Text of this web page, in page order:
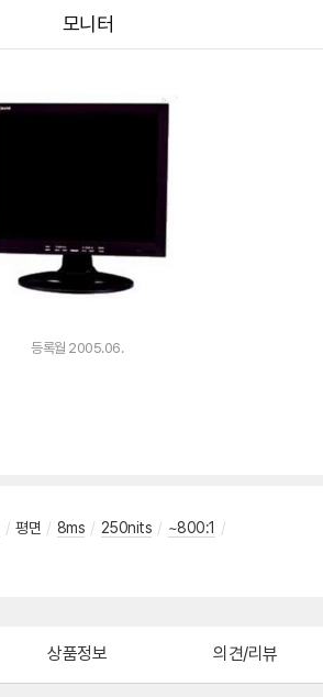
모니터
등록월 2005.06.
/ 평면 / 8ms / 250nits / ~800:1 /
상품정보 의견/리뷰